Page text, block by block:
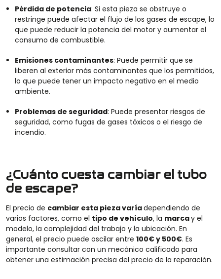
Pérdida de potencia: Si esta pieza se obstruye o
restringe puede afectar el flujo de los gases de escape, lo
que puede reducir la potencia del motor y aumentar el
consumo de combustible.
Emisiones contaminantes: Puede permitir que se
liberen al exterior más contaminantes que los permitidos,
lo que puede tener un impacto negativo en el medio
ambiente.
Problemas de seguridad: Puede presentar riesgos de
seguridad, como fugas de gases tóxicos o el riesgo de
incendio.
¿Cuánto cuesta cambiar el tubo
de escape?
El precio de cambiar esta piezavaríadependiendo de
varios factores, como el tipo de vehículo, la marcay el
modelo, la complejidad del trabajo y la ubicación. En
general, el precio puede oscilar entre 100€ y 500€. Es
importante consultar con un mecánico calificado para
obtener una estimación precisa del precio de la reparación.